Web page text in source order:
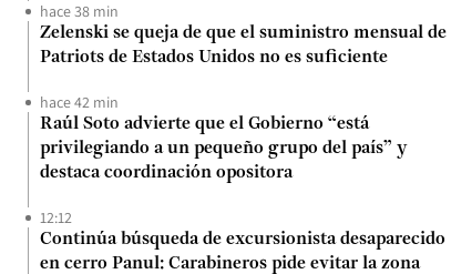
hace 38 min
Zelenski se queja de que el suministro mensual de
Patriots de Estados Unidos no es suficiente
hace 42 min
Raúl Soto advierte que el Gobierno “está
privilegiando a un pequeño grupo del país” y
destaca coordinación opositora
12:12
Continúa búsqueda de excursionista desaparecido
en cerro Panul: Carabineros pide evitar la zona